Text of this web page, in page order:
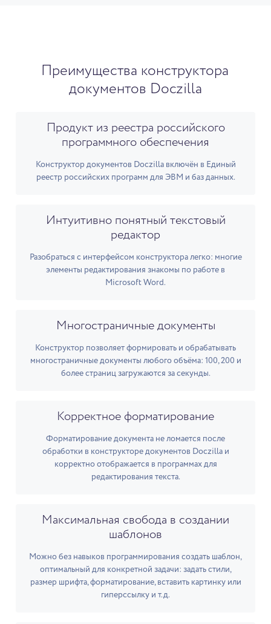
Преимущества конструктора
документов Doczilla
Продукт из реестра российского
программного обеспечения
Конструктор документов Doczilla включён в Единый
реестр российских программ для ЭВМ и баз данных.
Интуитивно понятный текстовый
редактор
Разобраться с интерфейсом конструктора легко: многие
элементы редактирования знакомы по работе в
Microsoft Word.
Многостраничные документы
Конструктор позволяет формировать и обрабатывать
многостраничные документы любого объёма: 100, 200 и
более страниц загружаются за секунды.
Корректное форматирование
Форматирование документа не ломается после
обработки в конструкторе документов Doczilla и
корректно отображается в программах для
редактирования текста.
Максимальная свобода в создании
шаблонов
Можно без навыков программирования создать шаблон,
оптимальный для конкретной задачи: задать стили,
размер шрифта, форматирование, вставить картинку или
гиперссылку и т.д.